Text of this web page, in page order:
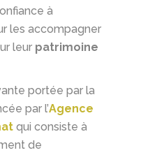
à
les accompagner
leur patrimoine
portée par la
par l’Agence
qui consiste à
de